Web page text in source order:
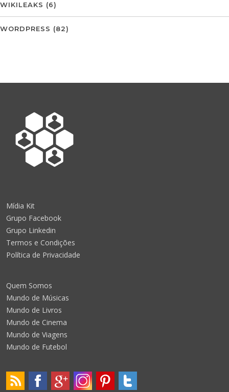
WIKILEAKS (6)
WORDPRESS (82)
Mídia Kit
Grupo Facebook
Grupo Linkedin
Termos e Condições
Política de Privacidade
Quem Somos
Mundo de Músicas
Mundo de Livros
Mundo de Cinema
Mundo de Viagens
Mundo de Futebol